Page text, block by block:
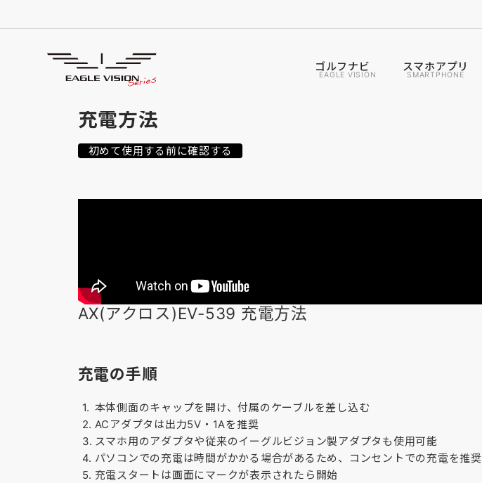
ゴルフナビ
EAGLE VISION
スマホアプリ
SMARTPHONE
使用方法
HOW TO USE
充電方法
初めて使用する前に確認する
AX(アクロス)EV-539 充電方法
充電の手順
本体側面のキャップを開け、付属のケーブルを差し込む
ACアダプタは出力5V・1Aを推奨
スマホ用のアダプタや従来のイーグルビジョン製アダプタも使用可能
パソコンでの充電は時間がかかる場合があるため、コンセントでの充電を推奨
充電スタートは画面にマークが表示されたら開始